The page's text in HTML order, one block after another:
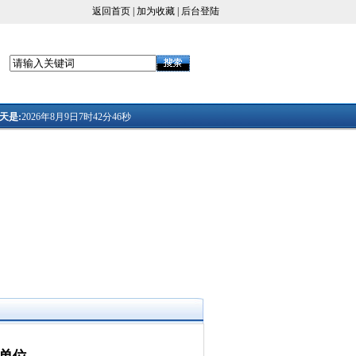
返回首页 加为收藏 后台登陆
是:2026年8月9日7时42分46秒